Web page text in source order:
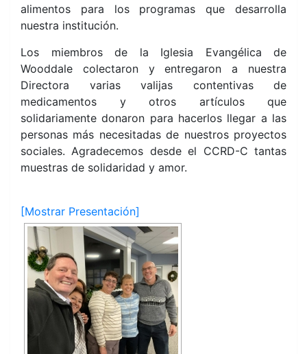
alimentos para los programas que desarrolla
nuestra institución.
Los miembros de la Iglesia Evangélica de
Wooddale colectaron y entregaron a nuestra
Directora varias valijas contentivas de
medicamentos y otros artículos que
solidariamente donaron para hacerlos llegar a las
personas más necesitadas de nuestros proyectos
sociales. Agradecemos desde el CCRD-C tantas
muestras de solidaridad y amor.
[Mostrar Presentación]